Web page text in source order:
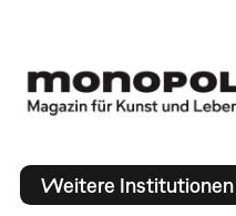
Weitere Institutionen